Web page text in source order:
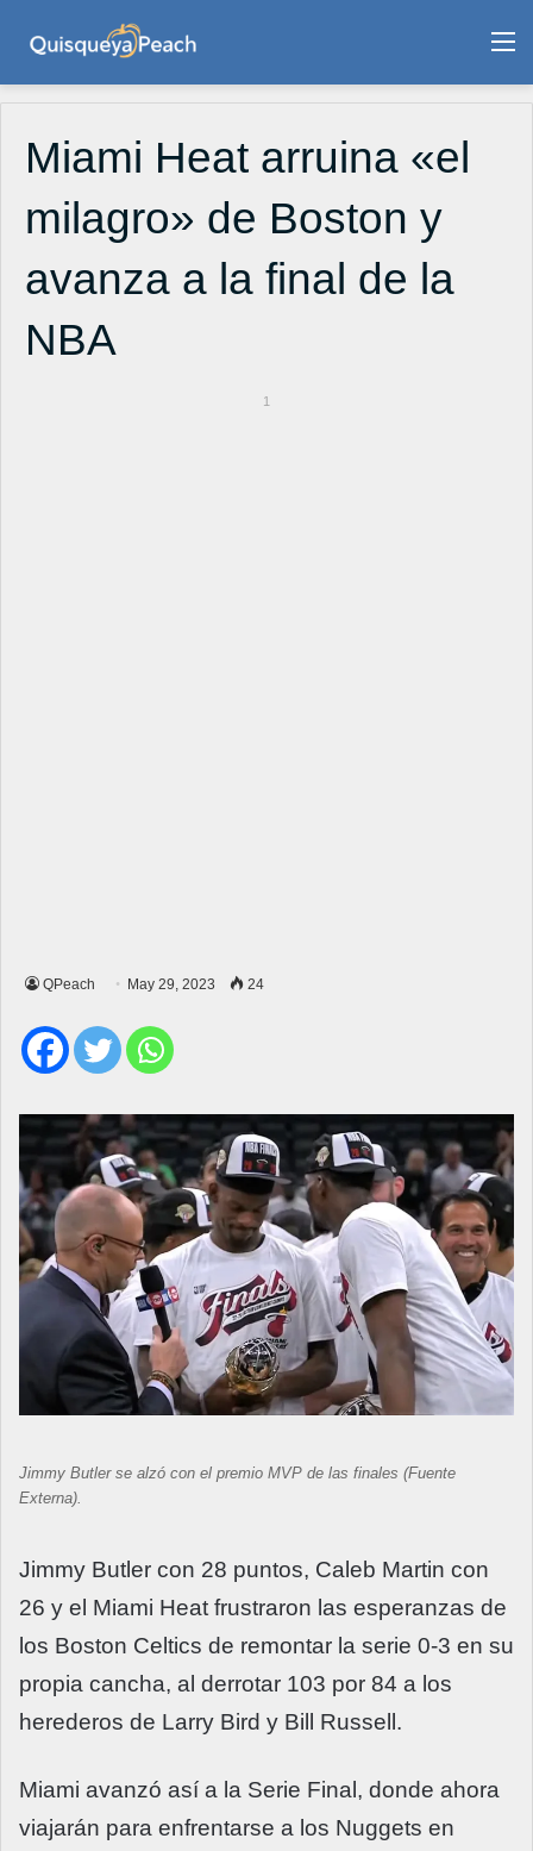
Miami Heat arruina «el
milagro» de Boston y
avanza a la final de la
NBA
1
QPeach May 29, 2023 24
Jimmy Butler se alzó con el premio MVP de las finales (Fuente
Externa).
Jimmy Butler con 28 puntos, Caleb Martin con
26 y el Miami Heat frustraron las esperanzas de
los Boston Celtics de remontar la serie 0-3 en su
propia cancha, al derrotar 103 por 84 a los
herederos de Larry Bird y Bill Russell.
Miami avanzó así a la Serie Final, donde ahora
viajarán para enfrentarse a los Nuggets en